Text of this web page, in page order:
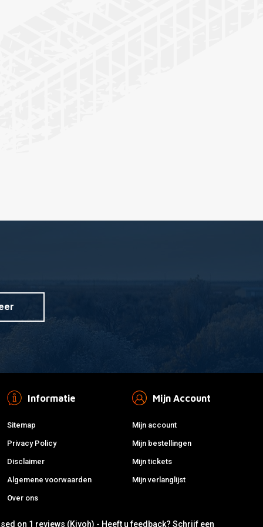
Informatie
Sitemap
Privacy Policy
Disclaimer
Algemene voorwaarden
Over ons
Mijn Account
Mijn account
Mijn bestellingen
Mijn tickets
Mijn verlanglijst
on 1 reviews (Kiyoh) - Heeft u feedback?Schrijf een